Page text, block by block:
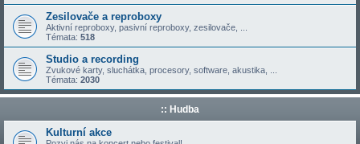
Zesilovače a reproboxy
Aktivní reproboxy, pasivní reproboxy, zesilovače, ...
Témata: 518
Studio a recording
Zvukové karty, sluchátka, procesory, software, akustika, ...
Témata: 2030
:: Hudba
Kulturní akce